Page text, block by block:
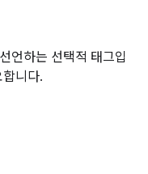
언하는 선택적 태그입
니다.